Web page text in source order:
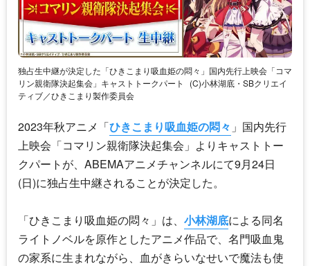
独占生中継が決定した「ひきこまり吸血姫の悶々」国内先行上映会「コマ
リン親衛隊決起集会」キャストトークパート
(C)小林湖底・SBクリエイ
ティブ／ひきこまり製作委員会
2023年秋アニメ「ひきこまり吸血姫の悶々 」国内先行
上映会「コマリン親衛隊決起集会」よりキャストトー
クパートが、ABEMAアニメチャンネルにて9月24日
(日)に独占生中継されることが決定した。
「ひきこまり吸血姫の悶々 」は、 小林湖底による同名
ライトノベルを原作としたアニメ作品で、名門吸血鬼
の家系に生まれながら、血がきらいなせいで魔法も使